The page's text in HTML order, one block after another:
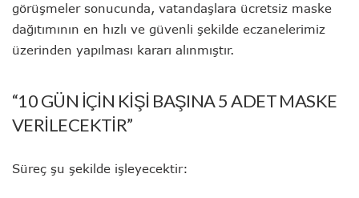
görüşmeler sonucunda, vatandaşlara ücretsiz maske
dağıtımının en hızlı ve güvenli şekilde eczanelerimiz
üzerinden yapılması kararı alınmıştır.
“10 GÜN İÇİN KİŞİ BAŞINA 5 ADET MASKE
VERİLECEKTİR”
Süreç şu şekilde işleyecektir: